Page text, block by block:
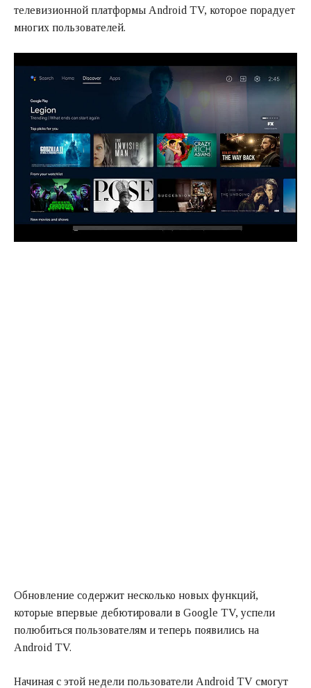
телевизионной платформы Android TV, которое порадует
многих пользователей.
Обновление содержит несколько новых функций,
которые впервые дебютировали в Google TV, успели
полюбиться пользователям и теперь появились на
Android TV.
Начиная с этой недели пользователи Android TV смогут